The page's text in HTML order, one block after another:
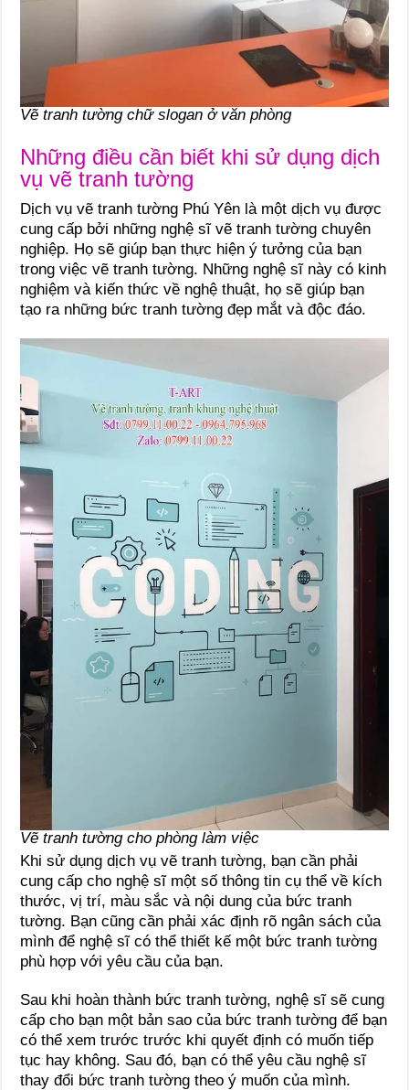
Vẽ tranh tường chữ slogan ở văn phòng
Những điều cần biết khi sử dụng dịch
vụ vẽ tranh tường
Dịch vụ vẽ tranh tường Phú Yên là một dịch vụ được
cung cấp bởi những nghệ sĩ vẽ tranh tường chuyên
nghiệp. Họ sẽ giúp bạn thực hiện ý tưởng của bạn
trong việc vẽ tranh tường. Những nghệ sĩ này có kinh
nghiệm và kiến thức về nghệ thuật, họ sẽ giúp bạn
tạo ra những bức tranh tường đẹp mắt và độc đáo.
Vẽ tranh tường cho phòng làm việc
Khi sử dụng dịch vụ vẽ tranh tường, bạn cần phải
cung cấp cho nghệ sĩ một số thông tin cụ thể về kích
thước, vị trí, màu sắc và nội dung của bức tranh
tường. Bạn cũng cần phải xác định rõ ngân sách của
mình để nghệ sĩ có thể thiết kế một bức tranh tường
phù hợp với yêu cầu của bạn.
Sau khi hoàn thành bức tranh tường, nghệ sĩ sẽ cung
cấp cho bạn một bản sao của bức tranh tường để bạn
có thể xem trước trước khi quyết định có muốn tiếp
tục hay không. Sau đó, bạn có thể yêu cầu nghệ sĩ
thay đổi bức tranh tường theo ý muốn của mình.